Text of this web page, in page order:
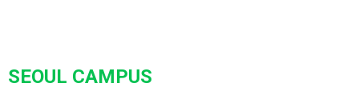
SEOUL CAMPUS